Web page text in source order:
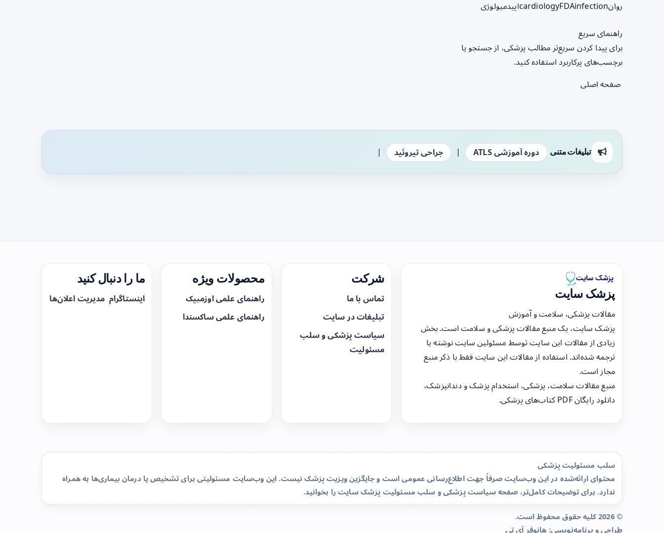
روان
cardiologyFDAinfection اپیدمیولوژی
راهنمای سریع
برای پیدا کردن سریع‌تر مطالب پزشکی، از جستجو یا
برچسب‌های پرکاربرد استفاده کنید.
صفحه اصلی
تبلیغات متنی دوره آموزشی ATLS | جراحی تیروئید |
پزشک سایت
مقالات پزشکی، سلامت و آموزش
پزشک سایت، یک منبع مقالات پزشکی و سلامت است. بخش
زیادی از مقالات این سایت توسط مسئولین سایت نوشته یا
ترجمه شده‌اند. استفاده از مقالات این سایت فقط با ذکر منبع
مجاز است.
منبع مقالات سلامت، پزشکی، استخدام پزشک و دندانپزشک،
دانلود رایگان PDF کتاب‌های پزشکی.
شرکت
تماس با ما
تبلیغات در سایت
سیاست پزشکی و سلب
مسئولیت
محصولات ویژه
راهنمای علمی اوزمپیک
راهنمای علمی ساکسندا
ما را دنبال کنید
اینستاگرام مدیریت اعلان‌ها
سلب مسئولیت پزشکی
محتوای ارائه‌شده در این وب‌سایت صرفاً جهت اطلاع‌رسانی عمومی است و جایگزین ویزیت پزشک نیست. این وب‌سایت مسئولیتی برای تشخیص یا درمان بیماری‌ها به همراه
ندارد. برای توضیحات کامل‌تر، صفحهسیاست پزشکی و سلب مسئولیت پزشک سایترا بخوانید.
© 2026 کلیه حقوق محفوظ است.
طراحی و برنامه‌نویسی: هانوفر آی تی